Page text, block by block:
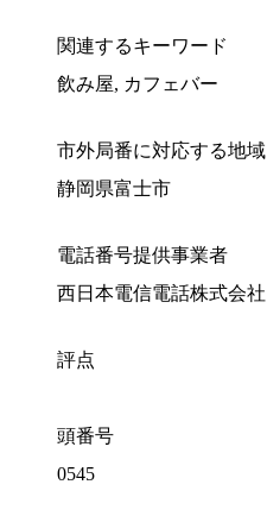
関連するキーワード
飲み屋, カフェバー
市外局番に対応する地域
静岡県富士市
電話番号提供事業者
西日本電信電話株式会社
評点
頭番号
0545